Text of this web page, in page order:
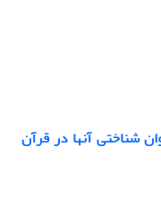
شناختی آنها در قرآن